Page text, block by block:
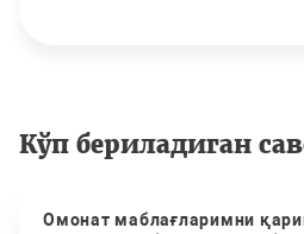
Кўп бериладиган
Омонат маблағларимни